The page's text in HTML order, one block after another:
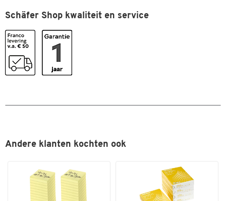
Schäfer Shop kwaliteit en service
Andere klanten kochten ook